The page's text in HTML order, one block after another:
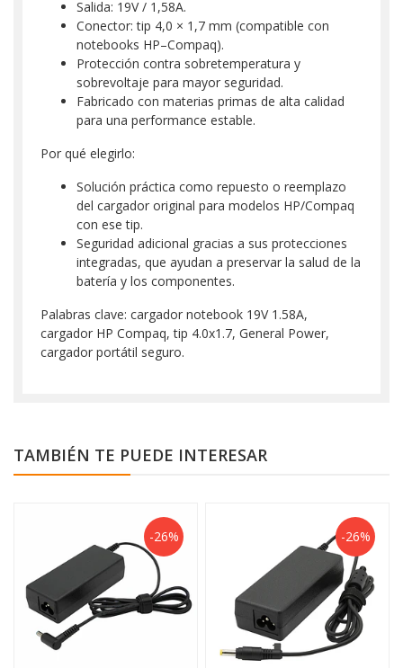
Salida: 19V / 1,58A.
Conector: tip 4,0 × 1,7 mm (compatible con
notebooks HP–Compaq).
Protección contra sobretemperatura y
sobrevoltaje para mayor seguridad.
Fabricado con materias primas de alta calidad
para una performance estable.
Por qué elegirlo:
Solución práctica como repuesto o reemplazo
del cargador original para modelos HP/Compaq
con ese tip.
Seguridad adicional gracias a sus protecciones
integradas, que ayudan a preservar la salud de la
batería y los componentes.
Palabras clave: cargador notebook 19V 1.58A,
cargador HP Compaq, tip 4.0x1.7, General Power,
cargador portátil seguro.
TAMBIÉN TE PUEDE INTERESAR
-26% -26%